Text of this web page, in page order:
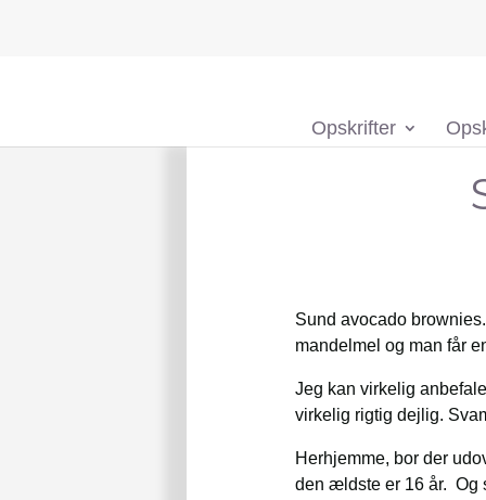
Opskrifter
Sund avocado
mandelmel og man får
Jeg kan virkelig
virkelig rigtig dejlig.
Herhjemme, bor der
den ældste er 16 år. Og